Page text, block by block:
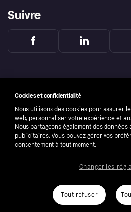
Suivre
Copyright © 2005-2026 Klarna Bank AB (publ).
rights reserved. Klarna Bank AB (publ). Sveavägen 46,
ConditionsCookies
Cookies et confidentialité
Nous utilisons des cookies pour assurer
web, personnaliser votre expérience et
Nous partageons également des
publicitaires. Vous pouvez gérer vos
consentement à tout moment.
Tout refuser
Changer les